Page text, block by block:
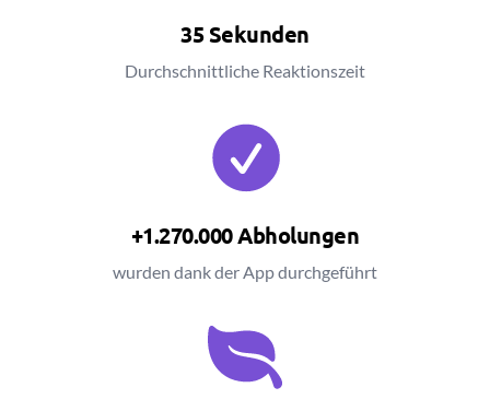
35 Sekunden
Durchschnittliche Reaktionszeit
+1.270.000 Abholungen
wurden dank der App durchgeführt